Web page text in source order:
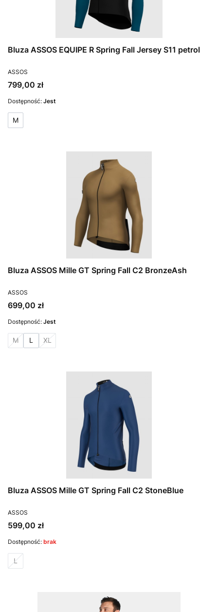
Bluza ASSOS EQUIPE R Spring Fall Jersey S11 petrol
PRODUCENT
ASSOS
Cena
799,00 zł
Dostępność: Jest
M
Bluza ASSOS Mille GT Spring Fall C2 BronzeAsh
PRODUCENT
ASSOS
Cena
699,00 zł
Dostępność: Jest
M L XL
Bluza ASSOS Mille GT Spring Fall C2 StoneBlue
PRODUCENT
ASSOS
Cena
599,00 zł
Dostępność: brak
L